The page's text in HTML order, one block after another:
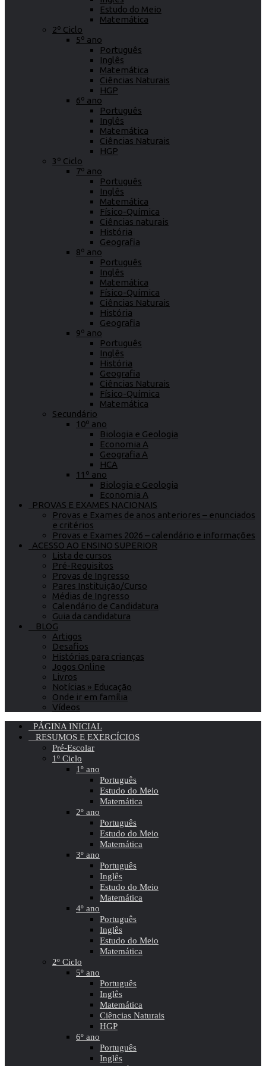
Estudo do Meio
Matemática
2º Ciclo
5º ano
Português
Inglês
Matemática
Ciências Naturais
HGP
6º ano
Português
Inglês
Matemática
Ciências Naturais
HGP
3º Ciclo
7º ano
Português
Inglês
Matemática
Físico-Química
Ciências naturais
História
Geografia
8º ano
Português
Inglês
Matemática
Físico-Química
Ciências Naturais
História
Geografia
9º ano
Português
Inglês
História
Geografia
Ciências Naturais
Físico-Química
Matemática
Secundário
10º ano
Biologia e Geologia
Economia A
Geografia A
HCA
11º ano
Biologia e Geologia
Economia A
PROVAS E EXAMES NACIONAIS
Provas e Exames de anos anteriores – enunciados
e critérios
Provas e Exames 2026 – calendário e informações
ACESSO AO ENSINO SUPERIOR
Lista de cursos
Pré-Requisitos
Provas de Ingresso
Pares Instituição/Curso
Médias de Ingresso
Calendário de Candidatura
Guia da candidatura
BLOG
Artigos
Desafios
Histórias para crianças
Jogos Online
Livros
Notícias » Educação
Onde ir em família
Vídeos
PÁGINA INICIAL
RESUMOS E EXERCÍCIOS
Pré-Escolar
1º Ciclo
1º ano
Português
Estudo do Meio
Matemática
2º ano
Português
Estudo do Meio
Matemática
3º ano
Português
Inglês
Estudo do Meio
Matemática
4º ano
Português
Inglês
Estudo do Meio
Matemática
2º Ciclo
5º ano
Português
Inglês
Matemática
Ciências Naturais
HGP
6º ano
Português
Inglês